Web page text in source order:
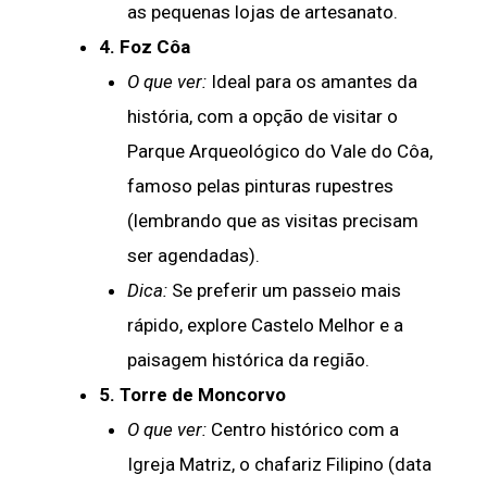
as pequenas lojas de artesanato.
4. Foz Côa
O que ver:Ideal para os amantes da
história, com a opção de visitar o
Parque Arqueológico do Vale do Côa,
famoso pelas pinturas rupestres
(lembrando que as visitas precisam
ser agendadas).
Dica:Se preferir um passeio mais
rápido, explore Castelo Melhor e a
paisagem histórica da região.
5. Torre de Moncorvo
O que ver:Centro histórico com a
Igreja Matriz, o chafariz Filipino (data